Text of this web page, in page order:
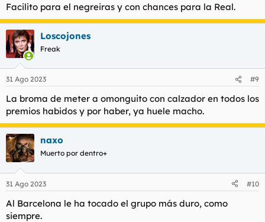
Facilito para el negreiras y con chances para la Real.
Loscojones
Freak
31 Ago 2023 #9
La broma de meter a omonguito con calzador en todos los
premios habidos y por haber, ya huele macho.
naxo
Muerto por dentro+
31 Ago 2023 #10
Al Barcelona le ha tocado el grupo más duro, como
siempre.